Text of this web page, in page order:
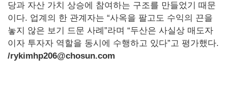
당과 자산 가치 상승에 참여하는 구조를 만들었기 때문
이다. 업계의 한 관계자는 “사옥을 팔고도 수익의 끈을
놓지 않은 보기 드문 사례”라며 “두산은 사실상 매도자
이자 투자자 역할을 동시에 수행하고 있다”고 평가했다.
/rykimhp206@chosun.com